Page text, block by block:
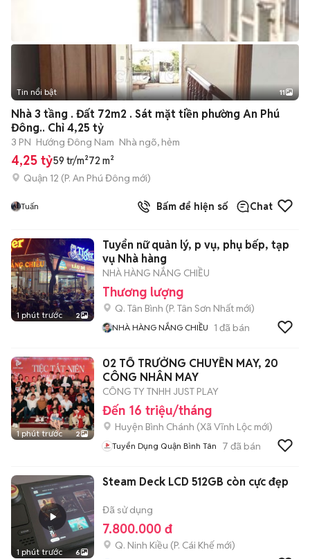
+2
Tin nổi bật 11
Nhà 3 tầng . Đất 72m2 . Sát mặt tiền phường An Phú
Đông.. Chỉ 4,25 tỷ
3 PN Hướng Đông Nam Nhà ngõ, hẻm
4,25 tỷ59 tr/m²72 m²
Quận 12 (P. An Phú Đông mới)
Tuấn Bấm để hiện số Chat
1 phút trước 2
Tuyển nữ quản lý, p vụ, phụ bếp, tạp
vụ Nhà hàng
NHÀ HÀNG NẮNG CHIỀU
Thương lượng
Q. Tân Bình (P. Tân Sơn Nhất mới)
NHÀ HÀNG NẮNG CHIỀU 1 đã bán
1 phút trước 2
02 TỔ TRƯỞNG CHUYỀN MAY, 20
CÔNG NHÂN MAY
CÔNG TY TNHH JUST PLAY
Đến 16 triệu/tháng
Huyện Bình Chánh (Xã Vĩnh Lộc mới)
Tuyển Dụng Quận Bình Tân 7 đã bán
1 phút trước 6
Steam Deck LCD 512GB còn cực đẹp
Đã sử dụng
7.800.000 đ
Q. Ninh Kiều (P. Cái Khế mới)